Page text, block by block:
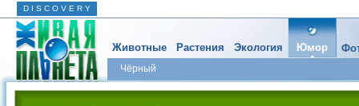
D I S C O V E R Y
Животные Растения Экология Юмор
Чёрный